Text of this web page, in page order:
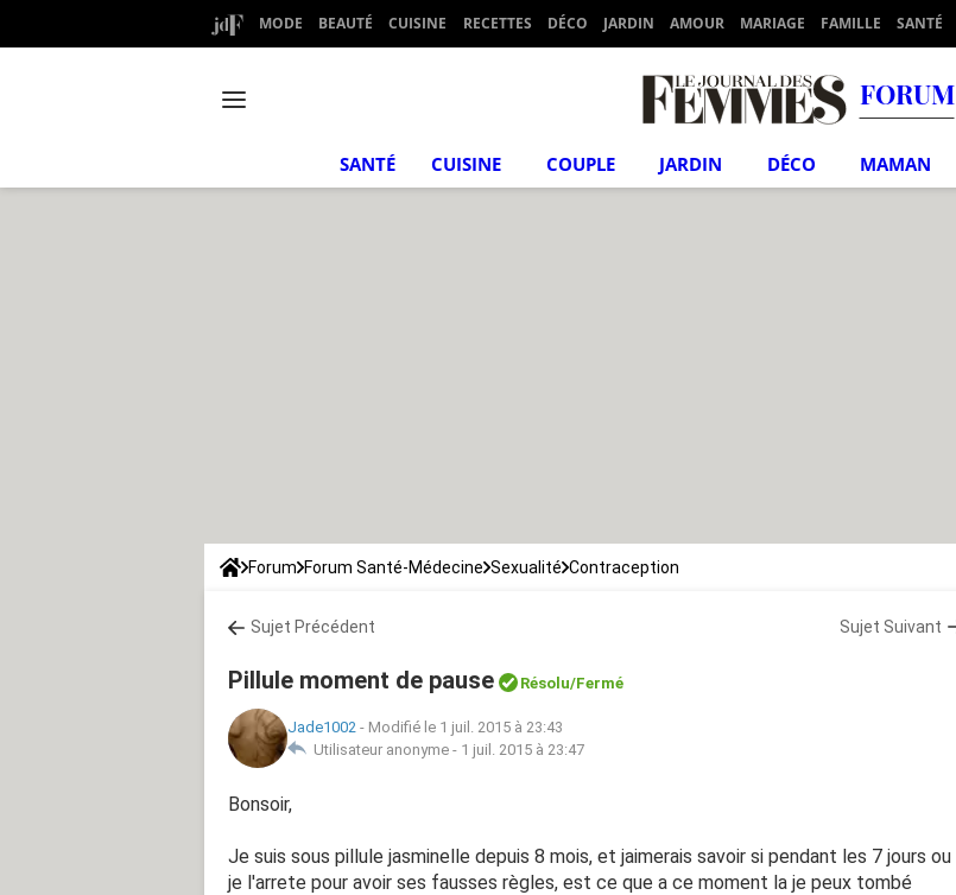
MODE BEAUTÉ CUISINE RECETTES DÉCO JARDIN AMOUR MARIAGE FAMILLE SANTÉ
FORUM
SANTÉ CUISINE COUPLE JARDIN DÉCO MAMAN
Forum Forum Santé-Médecine Sexualité Contraception
Sujet Précédent Sujet Suivant
Pillule moment de pause Résolu/Fermé
Jade1002 - Modifié le 1 juil. 2015 à 23:43
Utilisateur anonyme - 1 juil. 2015 à 23:47
Bonsoir,
Je suis sous pillule jasminelle depuis 8 mois, et jaimerais savoir si pendant les 7 jours ou
je l'arrete pour avoir ses fausses règles, est ce que a ce moment la je peux tombé